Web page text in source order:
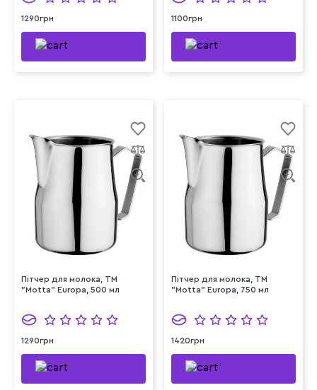
1290грн 1100грн
Пітчер для молока, ТМ
"Motta" Europa, 500 мл
1290грн
Пітчер для молока, ТМ
"Motta" Europa, 750 мл
1420грн